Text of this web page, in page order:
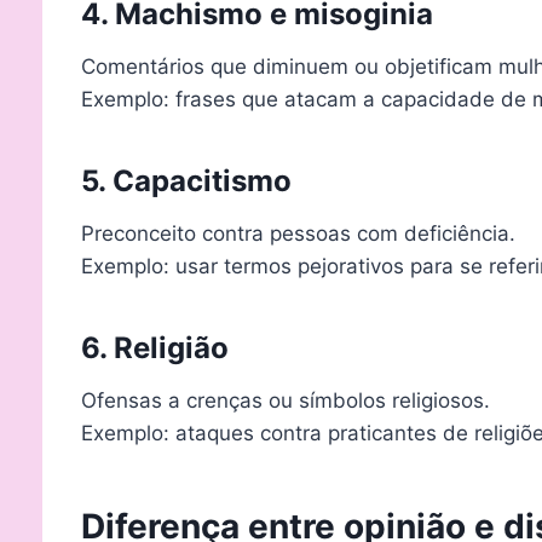
4. Machismo e misoginia
Comentários que diminuem ou objetificam
Exemplo: frases que atacam a capacidade de
5. Capacitismo
Preconceito contra pessoas com deficiência.
Exemplo: usar termos pejorativos para se
6. Religião
Ofensas a crenças ou símbolos religiosos.
Exemplo: ataques contra praticantes de
Diferença entre opinião e